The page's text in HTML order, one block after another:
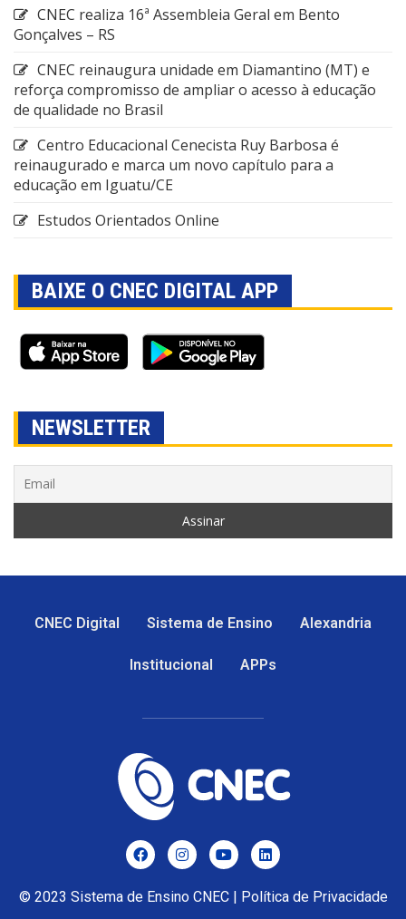
CNEC realiza 16ª Assembleia Geral em Bento
Gonçalves – RS
CNEC reinaugura unidade em Diamantino (MT) e
reforça compromisso de ampliar o acesso à educação
de qualidade no Brasil
Centro Educacional Cenecista Ruy Barbosa é
reinaugurado e marca um novo capítulo para a
educação em Iguatu/CE
Estudos Orientados Online
BAIXE O CNEC DIGITAL APP
NEWSLETTER
CNEC Digital Sistema de Ensino Alexandria
Institucional APPs
© 2023 Sistema de Ensino CNEC| Política de Privacidade